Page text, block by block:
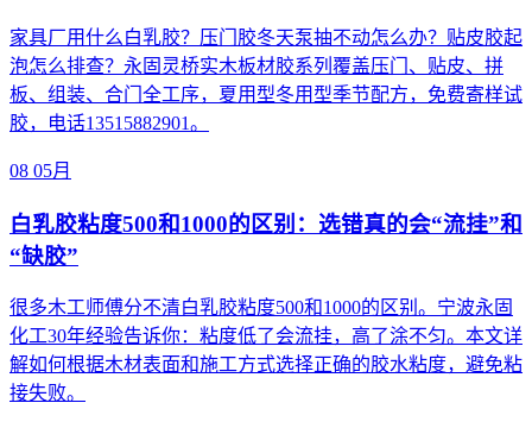
家具厂用什么白乳胶？压门胶冬天泵抽不动怎么办？贴皮胶起
泡怎么排查？永固灵桥实木板材胶系列覆盖压门、贴皮、拼
板、组装、合门全工序，夏用型冬用型季节配方，免费寄样试
胶，电话13515882901。
08 05月
白乳胶粘度500和1000的区别：选错真的会“流挂”和
“缺胶”
很多木工师傅分不清白乳胶粘度500和1000的区别。宁波永固
化工30年经验告诉你：粘度低了会流挂，高了涂不匀。本文详
解如何根据木材表面和施工方式选择正确的胶水粘度，避免粘
接失败。